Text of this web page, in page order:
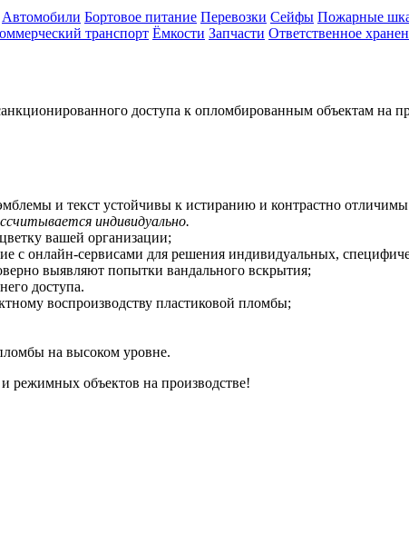
Автомобили Бортовое питание Перевозки Сейфы Пожарные
транспорт Ёмкости Запчасти Ответственное
доступа к опломбированным объектам на
и текст устойчивы к истиранию и контрастно
индивидуально.
вашей организации;
с онлайн-сервисами для решения индивидуальных,
выявляют попытки вандального вскрытия;
доступа.
воспроизводству пластиковой пломбы;
на высоком уровне.
режимных объектов на производстве!